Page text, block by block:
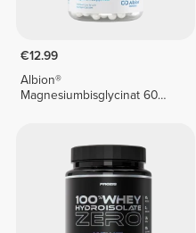
€12.99
Albion®
Magnesiumbisglycinat 60